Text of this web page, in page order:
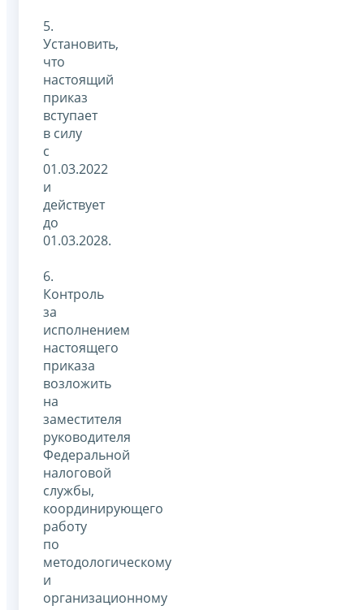
5.
Установить,
что
настоящий
приказ
вступает
в силу
с
01.03.2022
и
действует
до
01.03.2028.
6.
Контроль
за
исполнением
настоящего
приказа
возложить
на
заместителя
руководителя
Федеральной
налоговой
службы,
координирующего
работу
по
методологическому
и
организационному